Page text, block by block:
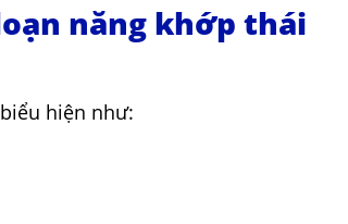
năng khớp thái
hiện như: